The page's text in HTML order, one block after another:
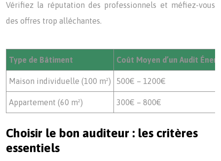
Vérifiez la réputation des professionnels et méfiez-vous
des offres trop alléchantes.
Type de Bâtiment Coût Moyen d’un Audit
Maison individuelle (100 m²) 500€ – 1200€
Appartement (60 m²) 300€ – 800€
Choisir le bon auditeur : les critères
essentiels